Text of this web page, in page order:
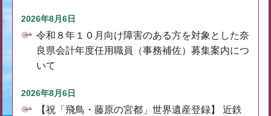
2026年8月6日
令和８年１０月向け障害のある方を対象とした奈
良県会計年度任用職員（事務補佐）募集案内につ
いて
2026年8月6日
【祝「飛鳥・藤原の宮都」世界遺産登録】 近鉄